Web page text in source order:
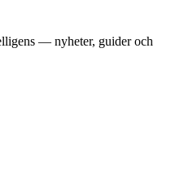
— nyheter, guider och